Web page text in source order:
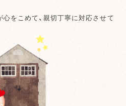
をこめて、親切丁寧に対応させて